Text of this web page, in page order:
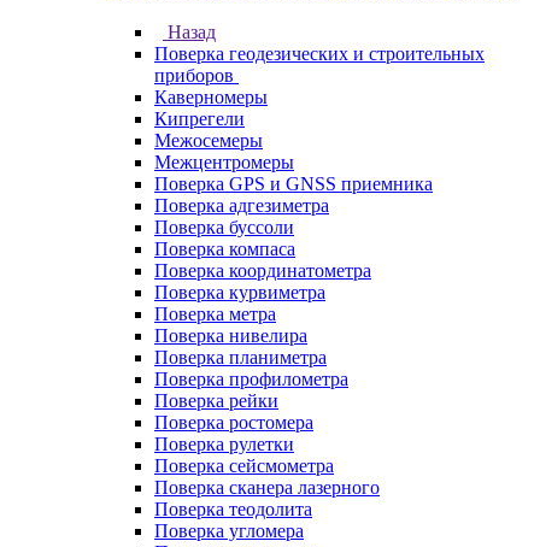
Назад
Поверка геодезических и строительных
приборов
Каверномеры
Кипрегели
Межосемеры
Межцентромеры
Поверка GPS и GNSS приемника
Поверка адгезиметра
Поверка буссоли
Поверка компаса
Поверка координатометра
Поверка курвиметра
Поверка метра
Поверка нивелира
Поверка планиметра
Поверка профилометра
Поверка рейки
Поверка ростомера
Поверка рулетки
Поверка сейсмометра
Поверка сканера лазерного
Поверка теодолита
Поверка угломера